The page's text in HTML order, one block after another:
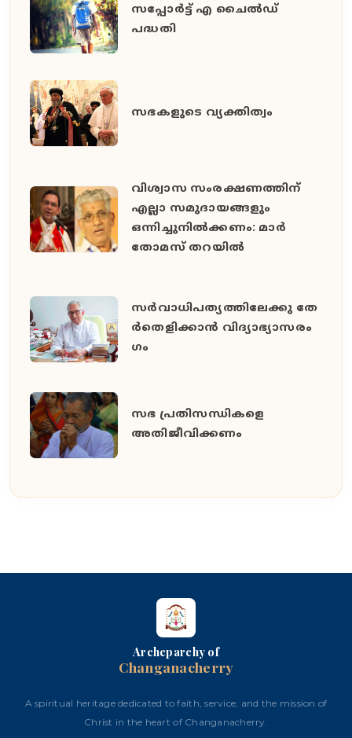
സപ്പോര്‍ട്ട് എ ചൈല്‍ഡ്
പദ്ധതി
സഭകളുടെ വ്യക്തിത്വം
വിശ്വാസ സംരക്ഷണത്തിന്
എല്ലാ സമുദായങ്ങളും
ഒന്നിച്ചുനില്‍ക്കണം: മാര്‍
തോമസ് തറയില്‍
സ​ർ​വാ​ധി​പ​ത്യ​ത്തി​ലേ​ക്കു തേ​
ർ​തെ​ളി​ക്കാ​ൻ വി​ദ്യാ​ഭ്യാ​സ​രം​
ഗം
സഭ പ്രതിസന്ധികളെ
അതിജീവിക്കണം
Archeparchy of
Changanacherry
A spiritual heritage dedicated to faith, service, and the mission of
Christ in the heart of Changanacherry.